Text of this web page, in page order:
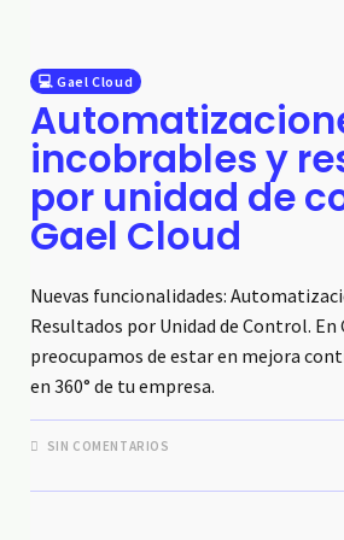
💻 Gael Cloud
incobrables y
por unidad de
Gael Cloud
Nuevas funcionalidades:
Resultados por Unidad de Control. En
preocupamos de estar en mejora
en 360° de tu empresa.
SIN COMENTARIOS